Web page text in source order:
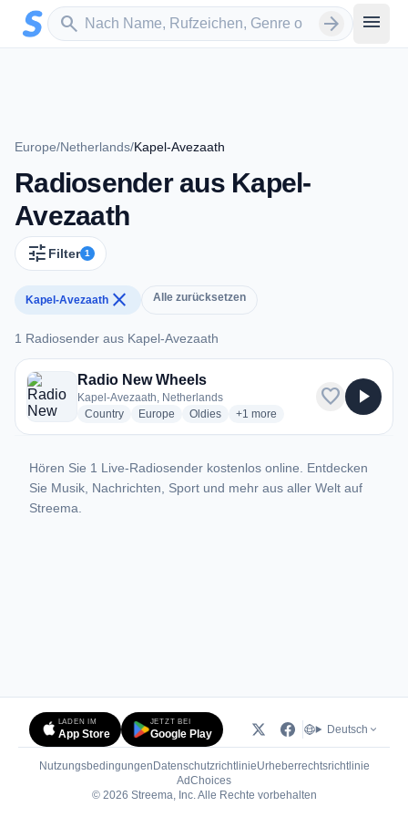
Zum Hauptinhalt springen
search
Sender suchen arrow_forward menu
Europe/Netherlands/Kapel-Avezaath
Radiosender aus Kapel-
Avezaath
tune Filter 1
Kapel-Avezaath close Alle zurücksetzen
1 Radiosender aus Kapel-Avezaath
1 Radiosender aus Kapel-Avezaath
Radio New Wheels
Kapel-Avezaath, Netherlands
Countryradio stations
Europe radio stations
Oldiesradio stations
+1 more genres for Radio New
more
favorite play_arrow
Hören Sie 1 Live-Radiosender kostenlos online. Entdecken
Sie Musik, Nachrichten, Sport und mehr aus aller Welt auf
Streema.
LADEN IM
App Store
JETZT BEI
Google Play Deutsch
Nutzungsbedingungen DatenschutzrichtlinieUrheberrechtsrichtlinie
AdChoices(öffnet in neuem Tab)
© 2026 Streema, Inc. Alle Rechte vorbehalten